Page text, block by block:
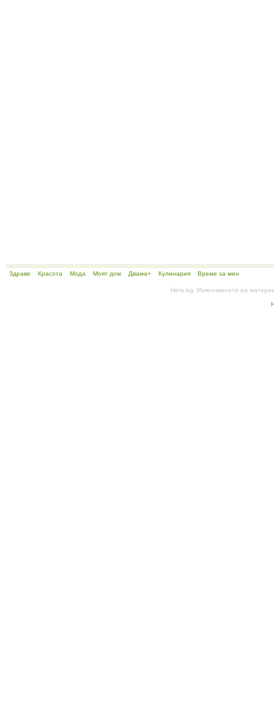
Здраве Красота Мода Моят дом Двама+ Кулинария Време за мен
Hera.bg. Използването на